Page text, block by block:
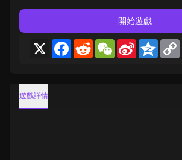
開始遊戲
X Facebook
RedditWeChat
Sina
Weibo
Qzone
遊戲詳情